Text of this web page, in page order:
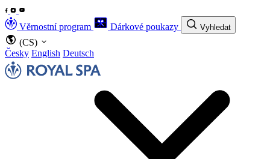
Věrnostní program Dárkové poukazy Vyhledat
(CS)
Česky English Deutsch